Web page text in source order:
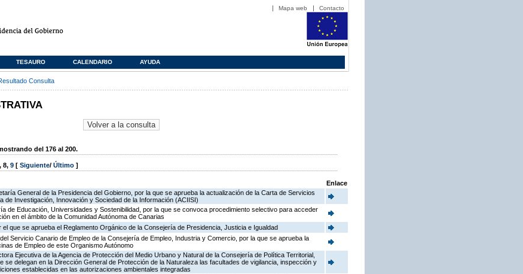
Mapa web Contacto
TESAURO CALENDARIO AYUDA
Consulta
del 176 al 200.
, 8, 9 [ Siguiente/ Último ]
Enlace
General de la Presidencia del Gobierno, por la que se aprueba la actualización de la Carta de Servicios
de Investigación, Innovación y Sociedad de la Información (ACIISI)
de Educación, Universidades y Sostenibilidad, por la que se convoca procedimiento selectivo para acceder
en el ámbito de la Comunidad Autónoma de Canarias
que se aprueba el Reglamento Orgánico de la Consejería de Presidencia, Justicia e Igualdad
Servicio Canario de Empleo de la Consejería de Empleo, Industria y Comercio, por la que se aprueba la
de Empleo de este Organismo Autónomo
Ejecutiva de la Agencia de Protección del Medio Urbano y Natural de la Consejería de Política Territorial,
se delegan en la Dirección General de Protección de la Naturaleza las facultades de vigilancia, inspección y
establecidas en las autorizaciones ambientales integradas